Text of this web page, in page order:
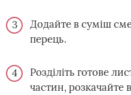
Додайте в суміш
перець.
Розділіть готове
частин, розкачайте